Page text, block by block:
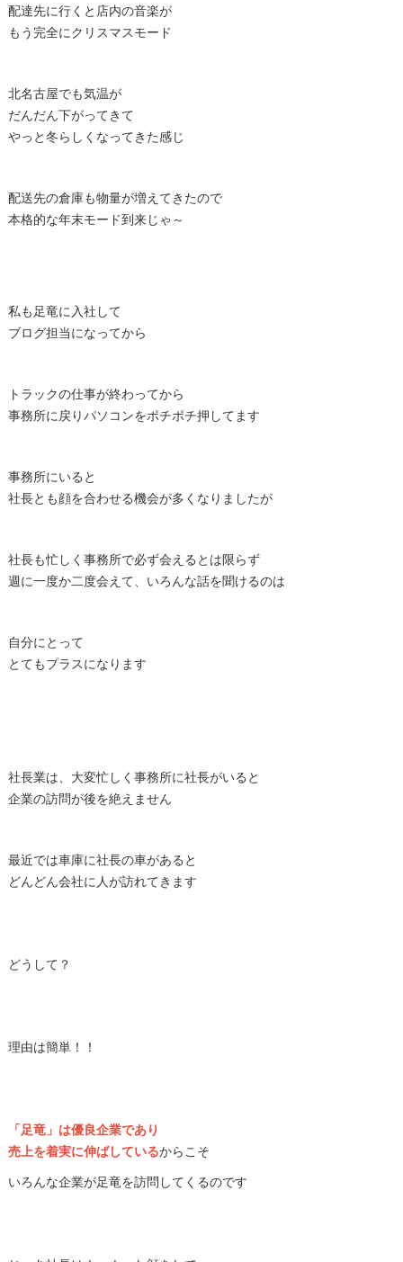
配達先に行くと店内の音楽が
もう完全にクリスマスモード
北名古屋でも気温が
だんだん下がってきて
やっと冬らしくなってきた感じ
配送先の倉庫も物量が増えてきたので
本格的な年末モード到来じゃ～
私も足竜に入社して
ブログ担当になってから
トラックの仕事が終わってから
事務所に戻りパソコンをポチポチ押してます
事務所にいると
社長とも顔を合わせる機会が多くなりましたが
社長も忙しく事務所で必ず会えるとは限らず
週に一度か二度会えて、いろんな話を聞けるのは
自分にとって
とてもプラスになります
社長業は、大変忙しく事務所に社長がいると
企業の訪問が後を絶えません
最近では車庫に社長の車があると
どんどん会社に人が訪れてきます
どうして？
理由は簡単！！
「足竜」は優良企業であり
売上を着実に伸ばしているからこそ
いろんな企業が足竜を訪問してくるのです